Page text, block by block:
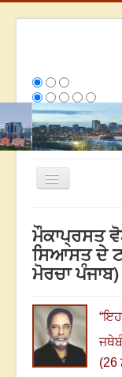
Toggle
ਰਚਨਾਵਾਂ
ਸਰੋਕਾਰ ਦੇ ਲੇਖਕ
We have 294
2808563
ਮੌਕਾਪ੍ਰਸਤ
ਸਿਆਸਤ ਦੇ
ਮੋਰਚਾ
“
(26